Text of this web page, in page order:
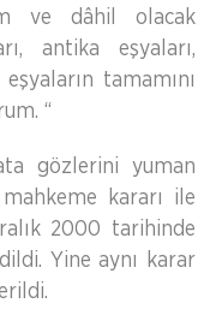
ve dâhil olacak
antika eşyaları,
tamamını
“
gözlerini yuman
kararı ile
2000 tarihinde
Yine aynı karar